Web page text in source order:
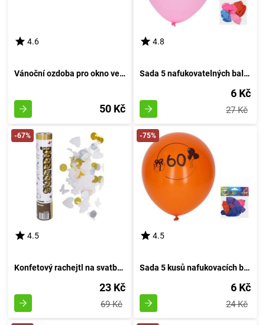
4.6
Vánoční ozdoba pro okno velikosti 41x29 cm
50 Kč
4.8
Sada 5 nafukovatelných balónků o průměru 30 cm, s motivem číslo 18
6 Kč
27 Kč
-67%
4.5
Konfetový rachejtl na svatbu, výstřelový, délka 30 cm
23 Kč
69 Kč
-75%
4.5
Sada 5 kusů nafukovacích balónků o průměru 30 cm - číslo 60
6 Kč
24 Kč